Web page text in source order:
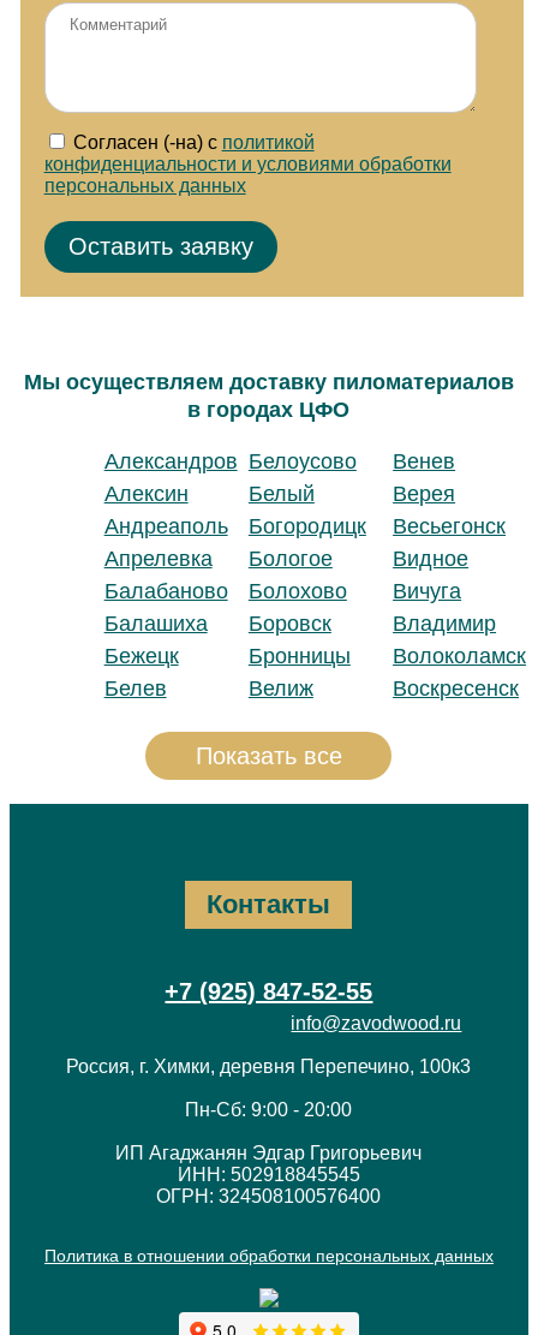
Согласен (-на) с политикой
конфиденциальности и условиями обработки
персональных данных
Мы осуществляем доставку пиломатериалов
в городах ЦФО
Александров
Алексин
Андреаполь
Апрелевка
Балабаново
Балашиха
Бежецк
Белев
Белоусово
Белый
Богородицк
Бологое
Болохово
Боровск
Бронницы
Велиж
Венев
Верея
Весьегонск
Видное
Вичуга
Владимир
Волоколамск
Воскресенск
Показать все
Контакты
+7 (925) 847-52-55
info@zavodwood.ru
Россия, г. Химки, деревня Перепечино, 100к3
Пн-Сб: 9:00 - 20:00
ИП Агаджанян Эдгар Григорьевич
ИНН: 502918845545
ОГРН: 324508100576400
Политика в отношении обработки персональных данных